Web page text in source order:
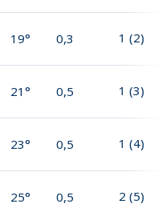
19° 0,3 1 (2)
21° 0,5 1 (3)
23° 0,5 1 (4)
25° 0,5 2 (5)